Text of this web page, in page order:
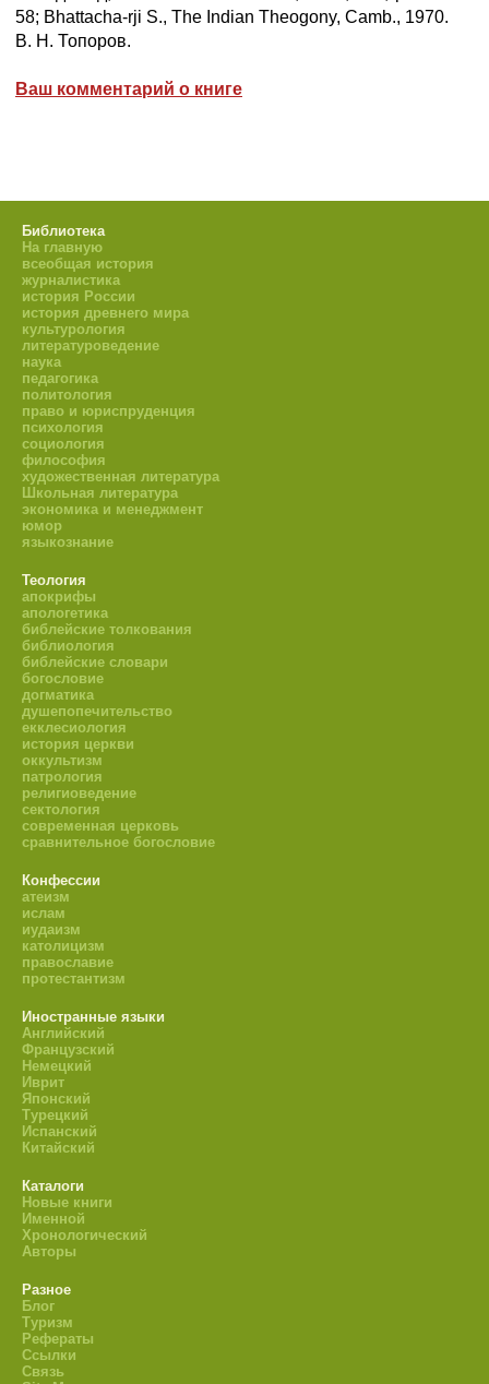
58; Bhattacha-rji S., The Indian Theogony, Camb., 1970.
В. H. Топоров.
Ваш комментарий о книге
Библиотека
На главную
всеобщая история
журналистика
история России
история древнего мира
культурология
литературоведение
наука
педагогика
политология
право и юриспруденция
психология
социология
философия
художественная литература
Школьная литература
экономика и менеджмент
юмор
языкознание
Теология
апокрифы
апологетика
библейские толкования
библиология
библейские словари
богословие
догматика
душепопечительство
екклесиология
история церкви
оккультизм
патрология
религиоведение
сектология
современная церковь
сравнительное богословие
Конфессии
атеизм
ислам
иудаизм
католицизм
православие
протестантизм
Иностранные языки
Английский
Французский
Немецкий
Иврит
Японский
Турецкий
Испанский
Китайский
Каталоги
Новые книги
Именной
Хронологический
Авторы
Разное
Блог
Туризм
Рефераты
Ссылки
Связь